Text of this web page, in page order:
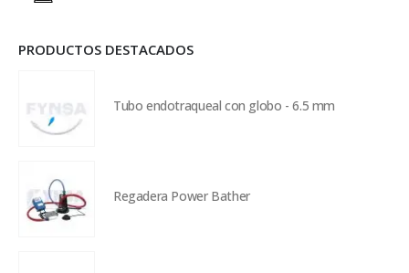
PRODUCTOS DESTACADOS
Tubo endotraqueal con globo - 6.5 mm
Regadera Power Bather